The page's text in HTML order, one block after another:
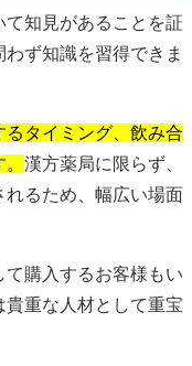
て知見があることを証
ず知識を習得できま
タイミング、飲み合
漢方薬局に限らず、
るため、幅広い場面
て購入するお客様もい
重な人材として重宝